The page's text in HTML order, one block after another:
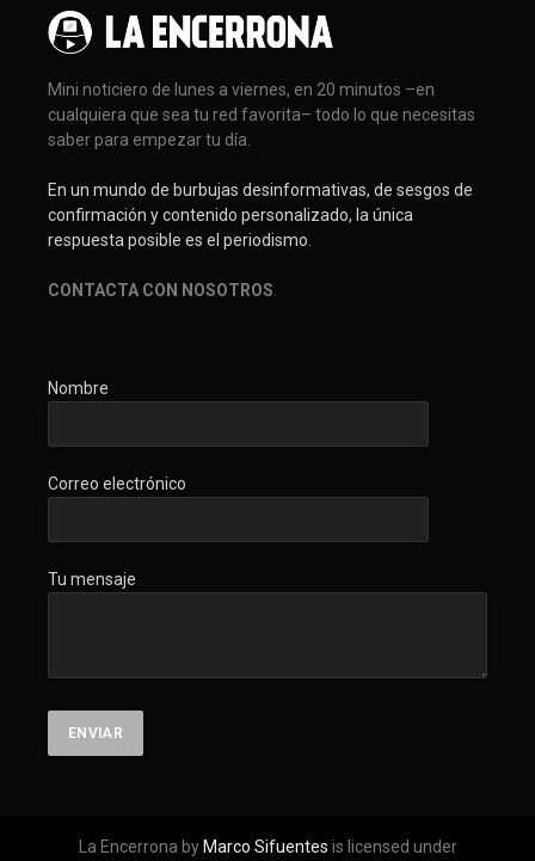
Mini noticiero de lunes a viernes, en 20 minutos –en
cualquiera que sea tu red favorita– todo lo que necesitas
saber para empezar tu día.
En un mundo de burbujas desinformativas, de sesgos de
confirmación y contenido personalizado, la única
respuesta posible es el periodismo.
CONTACTA CON NOSOTROS
Nombre
Correo electrónico
Tu mensaje
La Encerrona by Marco Sifuentes is licensed under